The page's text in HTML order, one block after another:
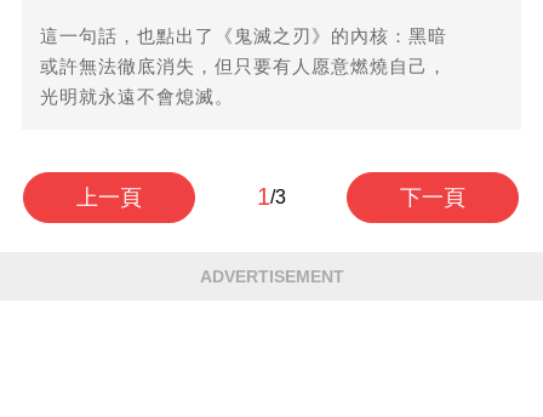
這一句話，也點出了《鬼滅之刃》的內核：黑暗
或許無法徹底消失，但只要有人愿意燃燒自己，
光明就永遠不會熄滅。
上一頁 1/3 下一頁
ADVERTISEMENT